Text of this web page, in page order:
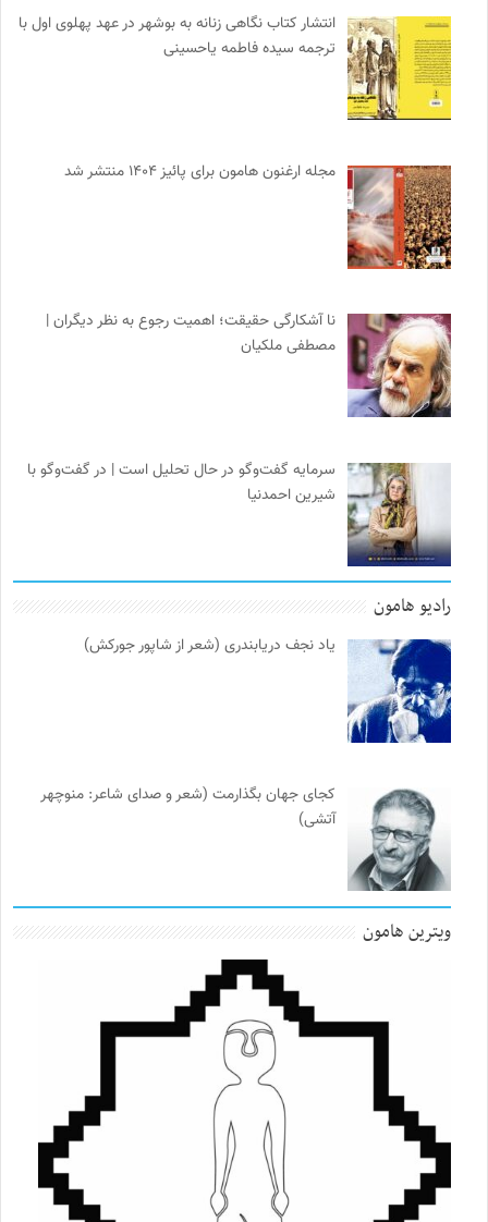
انتشار کتاب نگاهی زنانه به بوشهر در عهد پهلوی اول با
ترجمه سیده فاطمه یاحسینی
مجله ارغنون هامون برای پائیز ۱۴۰۴ منتشر شد
نا آشکارگی حقیقت؛ اهمیت رجوع به نظر دیگران |
مصطفی ملکیان
سرمایه گفت‌وگو در حال تحلیل است | در گفت‌وگو با
شیرین احمدنیا
رادیو هامون
یاد نجف دریابندری (شعر از شاپور جورکش)
کجای جهان بگذارمت (شعر و صدای شاعر: منوچهر
آتشی)
ویترین هامون